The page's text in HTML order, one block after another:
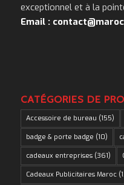
exceptionnel et à la
Email :
CATÉGORIES DE
Accessoire de bureau (155)
badge & porte badge (10)
cadeaux entreprises(361)
Cadeaux Publicitaires Maroc